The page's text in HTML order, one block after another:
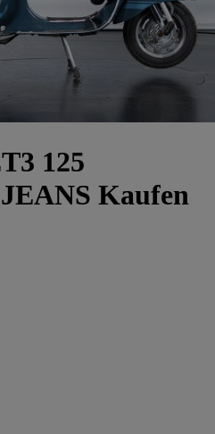
125
Kaufen